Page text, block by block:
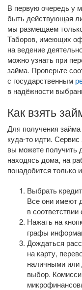
В первую очередь у
быть действующая
мы размещаем
Таборов, имеющих
на ведение
можно узнать при
займа. Проверьте
с государственным
в надёжности
Как взять
Для получения
куда-то идти. Сервис
вы можете получить
находясь дома, на
понадобится только
Выбрать
Все они имеют
в
Нажать на
графы
Дождаться
на карту,
наличными
выбор.